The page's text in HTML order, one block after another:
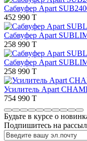
Сабвуфер Apart
452 990 T
Сабвуфер Apart
258 990 T
Сабвуфер Apart
258 990 T
Усилитель Apart
754 990 T
Будьте в курсе о
Подпишитесь на